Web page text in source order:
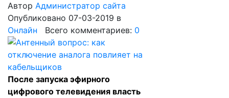
Автор Администратор сайта
Опубликовано 07-03-2019 в
Онлайн Всего комментариев: 0
После запуска эфирного
цифрового телевидения власть